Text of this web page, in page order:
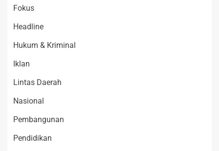
Fokus
Headline
Hukum & Kriminal
Iklan
Lintas Daerah
Nasional
Pembangunan
Pendidikan